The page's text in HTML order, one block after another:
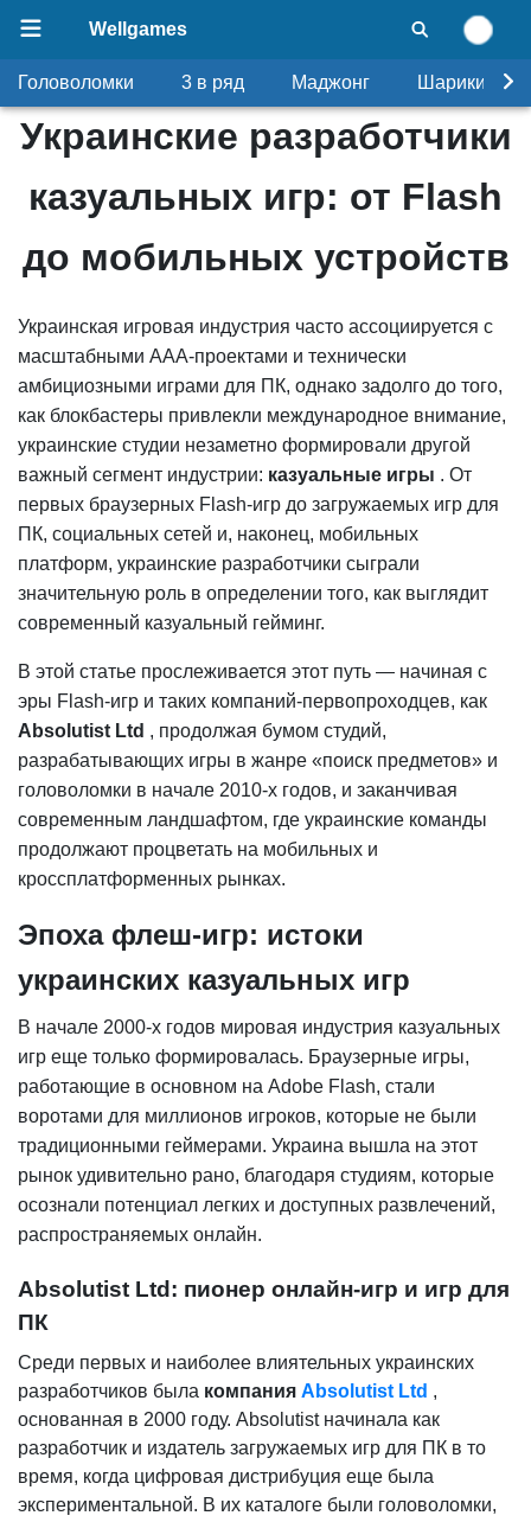
Wellgames
Головоломки 3 в ряд Маджонг Шарики
Украинские разработчики
казуальных игр: от Flash
до мобильных устройств
Украинская игровая индустрия часто ассоциируется с
масштабными AAA-проектами и технически
амбициозными играми для ПК, однако задолго до того,
как блокбастеры привлекли международное внимание,
украинские студии незаметно формировали другой
важный сегмент индустрии: казуальные игры . От
первых браузерных Flash-игр до загружаемых игр для
ПК, социальных сетей и, наконец, мобильных
платформ, украинские разработчики сыграли
значительную роль в определении того, как выглядит
современный казуальный гейминг.
В этой статье прослеживается этот путь — начиная с
эры Flash-игр и таких компаний-первопроходцев, как
Absolutist Ltd , продолжая бумом студий,
разрабатывающих игры в жанре «поиск предметов» и
головоломки в начале 2010-х годов, и заканчивая
современным ландшафтом, где украинские команды
продолжают процветать на мобильных и
кроссплатформенных рынках.
Эпоха флеш-игр: истоки
украинских казуальных игр
В начале 2000-х годов мировая индустрия казуальных
игр еще только формировалась. Браузерные игры,
работающие в основном на Adobe Flash, стали
воротами для миллионов игроков, которые не были
традиционными геймерами. Украина вышла на этот
рынок удивительно рано, благодаря студиям, которые
осознали потенциал легких и доступных развлечений,
распространяемых онлайн.
Absolutist Ltd: пионер онлайн-игр и игр для
ПК
Среди первых и наиболее влиятельных украинских
разработчиков была компания Absolutist Ltd ,
основанная в 2000 году. Absolutist начинала как
разработчик и издатель загружаемых игр для ПК в то
время, когда цифровая дистрибуция еще была
экспериментальной. В их каталоге были головоломки,